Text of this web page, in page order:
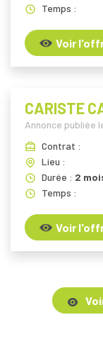
Temps :
Voir
CARISTE
Annonce publiée
Contrat :
Lieu :
Durée : 2
Temps :
Voir